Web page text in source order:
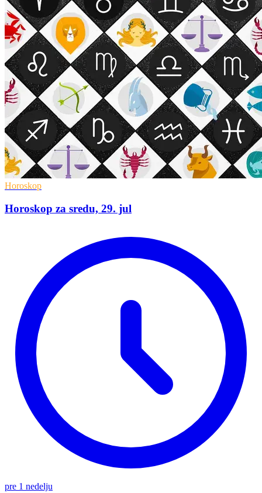
Horoskop
Horoskop za sredu, 29. jul
pre 1 nedelju